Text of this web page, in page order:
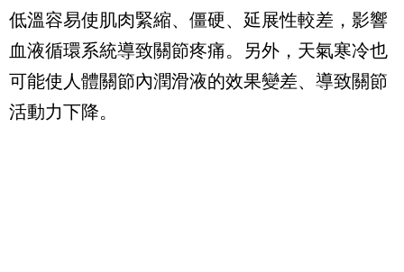
低溫容易使肌肉緊縮、僵硬、延展性較差，影響
血液循環系統導致關節疼痛。另外，天氣寒冷也
可能使人體關節內潤滑液的效果變差、導致關節
活動力下降。